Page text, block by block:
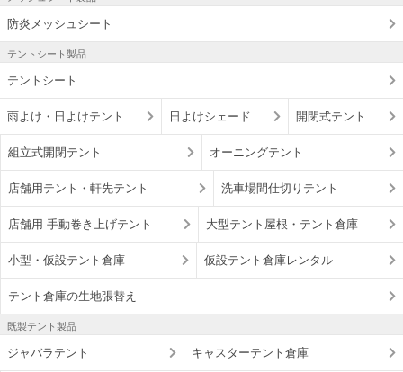
防炎メッシュシート
テントシート製品
テントシート
雨よけ・日よけテント 日よけシェード 開閉式テント
組立式開閉テント オーニングテント
店舗用テント・軒先テント 洗車場間仕切りテント
店舗用 手動巻き上げテント 大型テント屋根・テント倉庫
小型・仮設テント倉庫 仮設テント倉庫レンタル
テント倉庫の生地張替え
既製テント製品
ジャバラテント キャスターテント倉庫